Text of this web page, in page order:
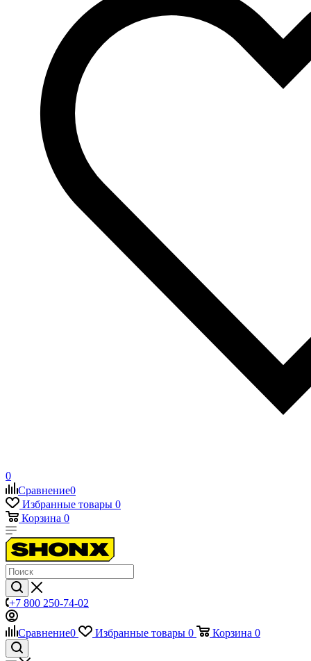
0
Сравнение0
Избранные товары 0
Корзина 0
+7 800 250-74-02
Сравнение0 Избранные товары 0 Корзина 0